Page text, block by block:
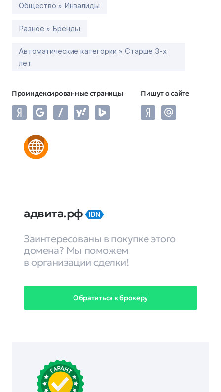
Общество » Инвалиды
Разное » Бренды
Автоматические категории » Старше 3-х
лет
Проиндексированные страницы Пишут о сайте
адвита.рф IDN
Заинтересованы в покупке этого
домена? Мы поможем
в организации сделки!
Обратиться к брокеру